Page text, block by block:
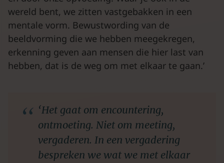
wereld bent, we zitten vastgebakken in een
mentale vorm. Bewustwording van de
beeldvorming die we hebben meegekregen,
erkenning geven aan mensen die hier last van
hebben, dat is de weg om met elkaar te gaan.’
‘Het gaat om encountering,
ontmoeting. Niet om meeting,
vergaderen. In een vergadering
bespreken we wat we met elkaar